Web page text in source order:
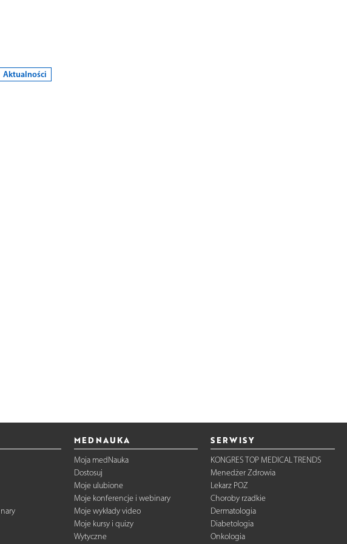
Aktualności
MEDNAUKA
Moja medNauka
Dostosuj
Moje ulubione
Moje konferencje i webinary
Moje wykłady video
Moje kursy i quizy
Wytyczne
SERWISY
KONGRES TOP MEDICAL TRENDS
Menedżer Zdrowia
Lekarz POZ
Choroby rzadkie
Dermatologia
Diabetologia
Onkologia